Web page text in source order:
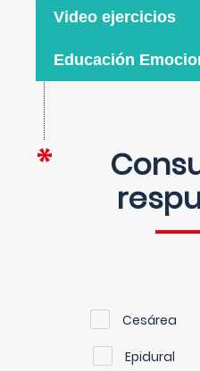
Video ejercicios
Educación
Cesárea
Epidural